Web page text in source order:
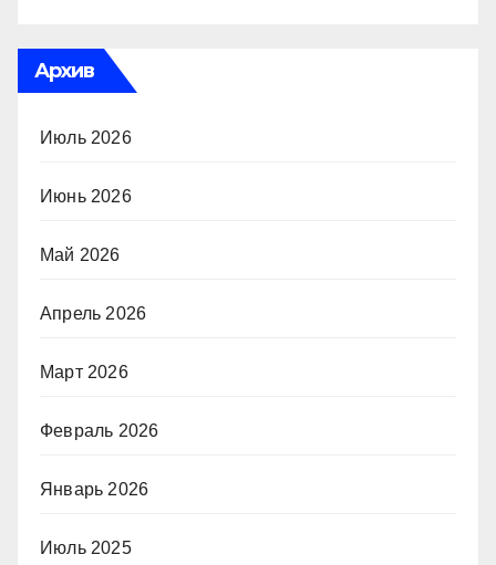
Архив
Июль 2026
Июнь 2026
Май 2026
Апрель 2026
Март 2026
Февраль 2026
Январь 2026
Июль 2025